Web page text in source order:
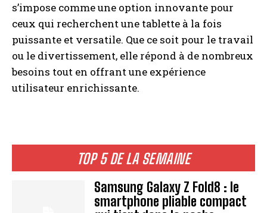
TOP 5 DE LA SEMAINE
Samsung Galaxy Z Fold8 : le
smartphone pliable compact
s’impose comme une option innovante pour
ceux qui recherchent une tablette à la fois
puissante et versatile. Que ce soit pour le travail
ou le divertissement, elle répond à de nombreux
besoins tout en offrant une expérience
utilisateur enrichissante.